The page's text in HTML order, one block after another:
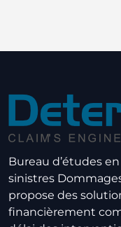
Bureau d’études
sinistres
propose des
financièrement